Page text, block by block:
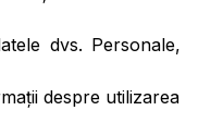
dvs. Personale,
despre utilizarea